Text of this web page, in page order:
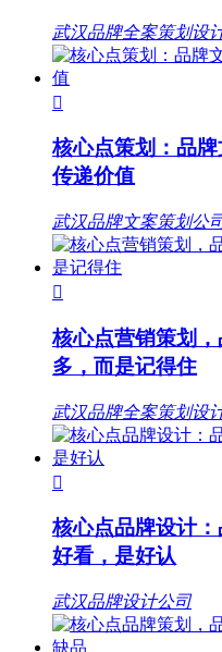
武汉品牌全案策划设

核心点策划：品
传递价值
武汉品牌文案策划公

核心点营销策划
多，而是记得住
武汉品牌全案策划设

核心点品牌设计
好看，是好认
武汉品牌设计公司